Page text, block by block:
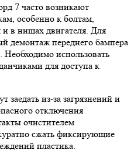
7 часто возникают
особенно к болтам,
в нишах двигателя. Для
демонтаж переднего бампера
Необходимо использовать
для доступа к
заедать из-за загрязнений и
отключения
очистителем
сжать фиксирующие
пластика.